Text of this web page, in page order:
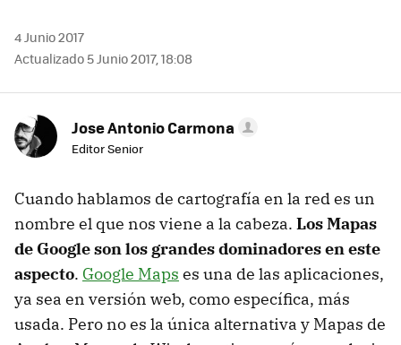
4 Junio 2017
Actualizado 5 Junio 2017, 18:08
Jose Antonio Carmona
Editor Senior
Cuando hablamos de cartografía en la red es un
nombre el que nos viene a la cabeza. Los Mapas
de Google son los grandes dominadores en este
aspecto. Google Maps es una de las aplicaciones,
ya sea en versión web, como específica, más
usada. Pero no es la única alternativa y Mapas de